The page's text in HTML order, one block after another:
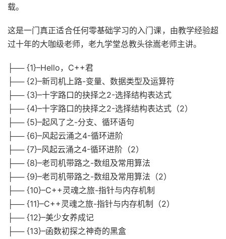
载。
这是一门真正适合任何零基础学习的入门课，由教学经验超
过十年的大咖级老师，老九学堂总教头徐嵩老师主讲。
├── {1}–Hello，C++君
├── {2}–新司机上路-变量、数据类型及运算符
├── {3}–十字路口的抉择之2-选择结构表达式
├── {4}–十字路口的抉择之2-选择结构表达式（2）
├── {5}–起风了之-分支、循环语句
├── {6}–风起云涌之4-循环进阶
├── {7}–风起云涌之4-循环进阶（2）
├── {8}–老司机带路之-数组及常用算法
├── {9}–老司机带路之-数组及常用算法（2）
├── {10}–C++灵魂之旅-指针与内存机制
├── {11}–C++灵魂之旅-指针与内存机制（2）
├── {12}–美少女养成记
├── {13}–函数初探之神奇的黑盒